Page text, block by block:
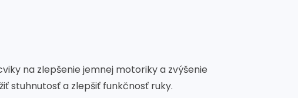
na zlepšenie jemnej motoriky a zvýšenie
stuhnutosť a zlepšiť funkčnosť ruky.